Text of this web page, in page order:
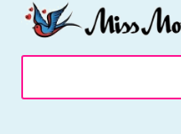
Zum
Inhalt
springen